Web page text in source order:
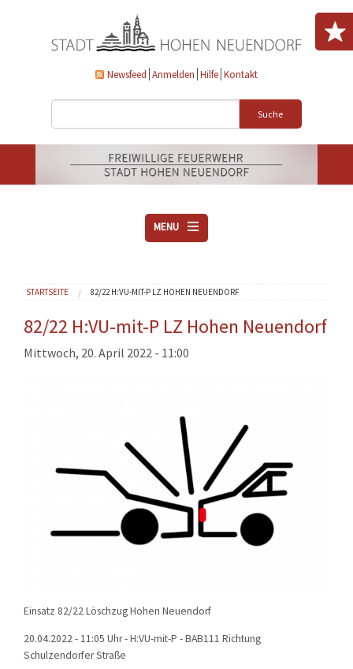
Newsfeed Anmelden Hilfe Kontakt
Suche
MENU
VEREINE
AKTUELLES
DOWNLOADS
EINSÄTZE
Sie sind hier
STARTSEITE 82/22 H:VU-MIT-P LZ HOHEN NEUENDORF
82/22 H:VU-mit-P LZ Hohen Neuendorf
Mittwoch, 20. April 2022 - 11:00
Einsatz 82/22 Löschzug Hohen Neuendorf
20.04.2022 - 11:05 Uhr - H:VU-mit-P - BAB111 Richtung
Schulzendorfer Straße